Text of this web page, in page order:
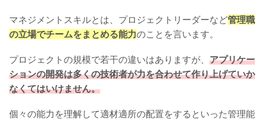
マネジメントスキルとは、プロジェクトリーダーなど管理職
の立場でチームをまとめる能力のことを言います。
プロジェクトの規模で若干の違いはありますが、 アプリケー
ションの開発は多くの技術者が力を合わせて作り上げていか
なくてはいけません。
個々の能力を理解して適材適所の配置をするといった管理能